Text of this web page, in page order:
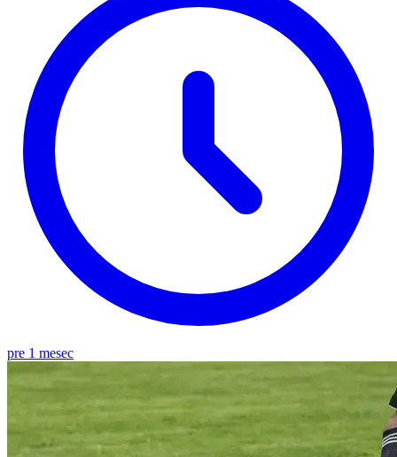
pre 1 mesec